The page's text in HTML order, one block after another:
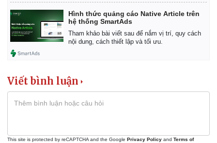
Hình thức quảng cáo Native Article trên
hệ thống SmartAds
Tham khảo bài viết sau để nắm vị trí, quy cách
nội dung, cách thiết lập và tối ưu.
Viết bình luận
This site is protected by reCAPTCHA and the Google Privacy Policy and Terms of